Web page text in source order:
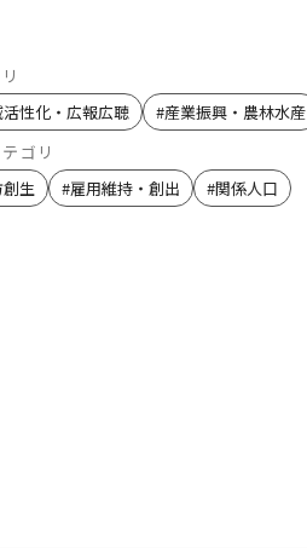
性化・広報広聴
#産業振興・農林水産
ゴリ
生
#雇用維持・創出 #関係人口